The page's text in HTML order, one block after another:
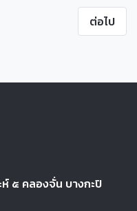
ต่อไป
ห์ ๕ คลองจั่น บางกะปิ